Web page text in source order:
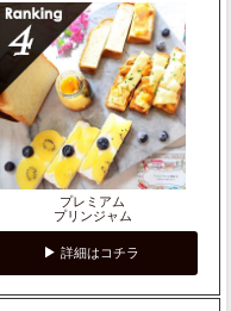
プレミアム
プリンジャム
詳細はコチラ